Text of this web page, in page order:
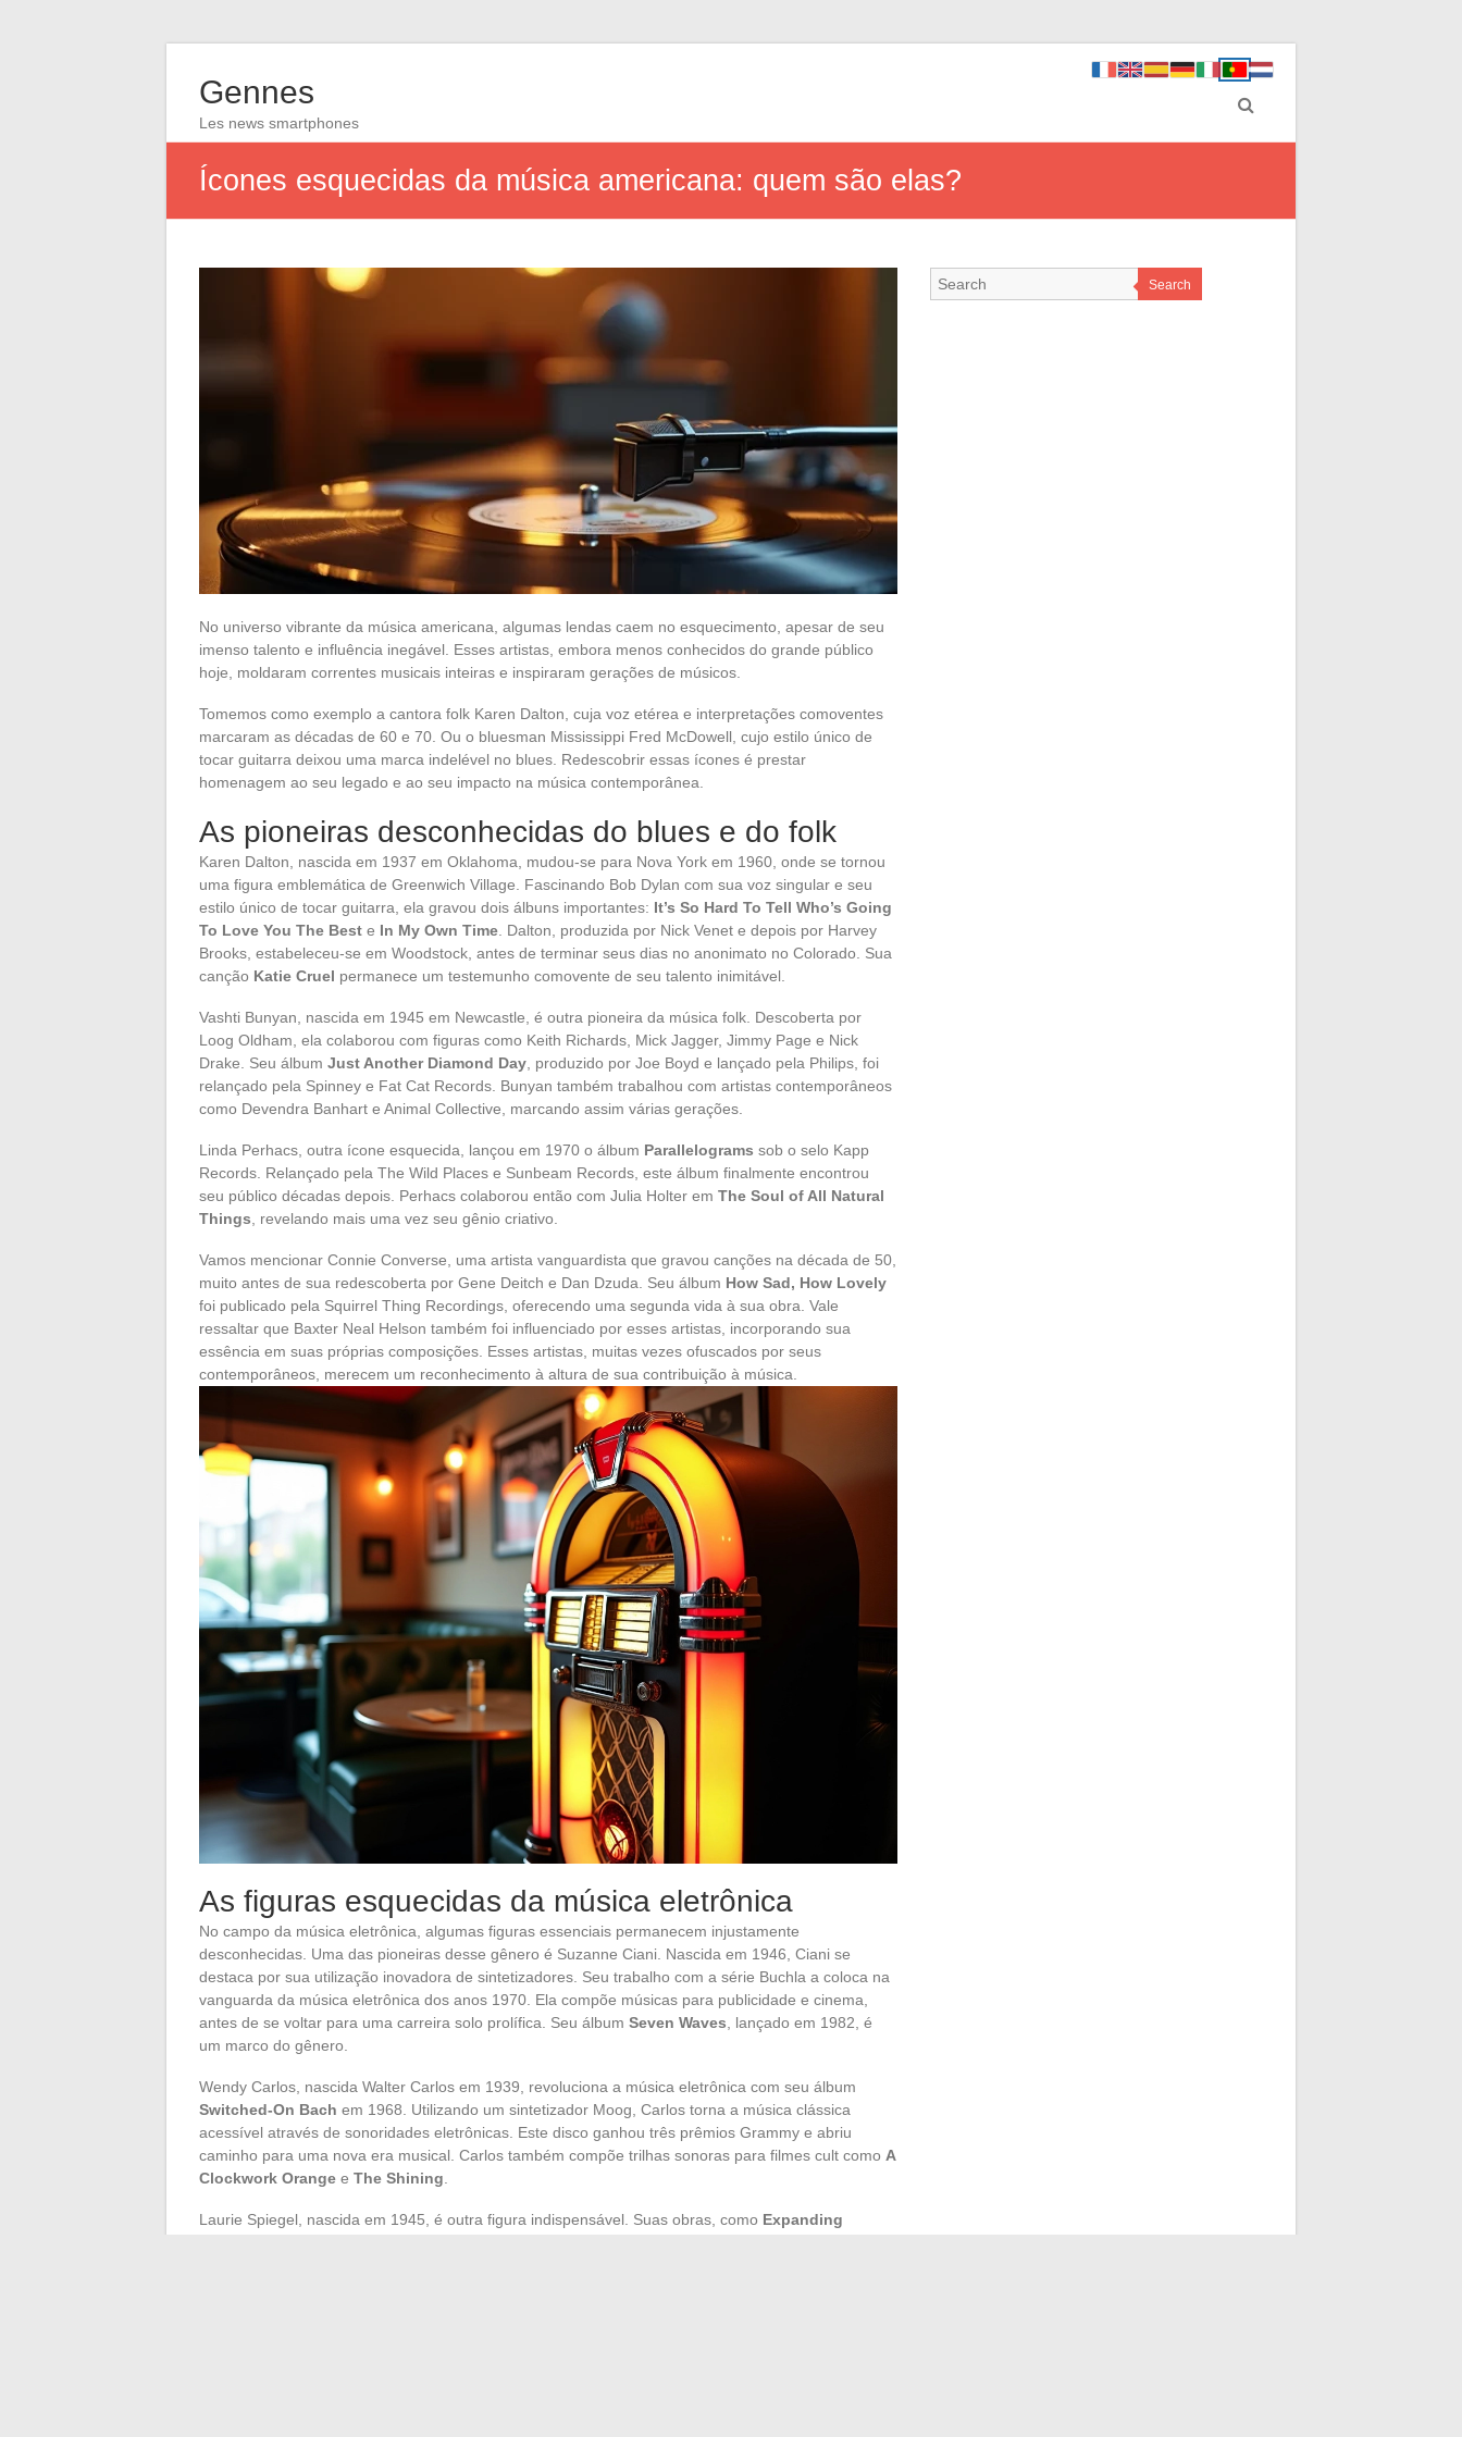
Gennes
Les news smartphones
Ícones esquecidas da música americana: quem são elas?
No universo vibrante da música americana, algumas lendas caem no esquecimento, apesar de seu
imenso talento e influência inegável. Esses artistas, embora menos conhecidos do grande público
hoje, moldaram correntes musicais inteiras e inspiraram gerações de músicos.
Tomemos como exemplo a cantora folk Karen Dalton, cuja voz etérea e interpretações comoventes
marcaram as décadas de 60 e 70. Ou o bluesman Mississippi Fred McDowell, cujo estilo único de
tocar guitarra deixou uma marca indelével no blues. Redescobrir essas ícones é prestar
homenagem ao seu legado e ao seu impacto na música contemporânea.
As pioneiras desconhecidas do blues e do folk
Karen Dalton, nascida em 1937 em Oklahoma, mudou-se para Nova York em 1960, onde se tornou
uma figura emblemática de Greenwich Village. Fascinando Bob Dylan com sua voz singular e seu
estilo único de tocar guitarra, ela gravou dois álbuns importantes: It’s So Hard To Tell Who’s Going
To Love You The Best e In My Own Time . Dalton, produzida por Nick Venet e depois por Harvey
Brooks, estabeleceu-se em Woodstock, antes de terminar seus dias no anonimato no Colorado. Sua
canção Katie Cruel permanece um testemunho comovente de seu talento inimitável.
Vashti Bunyan, nascida em 1945 em Newcastle, é outra pioneira da música folk. Descoberta por
Loog Oldham, ela colaborou com figuras como Keith Richards, Mick Jagger, Jimmy Page e Nick
Drake. Seu álbum Just Another Diamond Day , produzido por Joe Boyd e lançado pela Philips, foi
relançado pela Spinney e Fat Cat Records. Bunyan também trabalhou com artistas contemporâneos
como Devendra Banhart e Animal Collective, marcando assim várias gerações.
Linda Perhacs, outra ícone esquecida, lançou em 1970 o álbum Parallelograms sob o selo Kapp
Records. Relançado pela The Wild Places e Sunbeam Records, este álbum finalmente encontrou
seu público décadas depois. Perhacs colaborou então com Julia Holter em The Soul of All Natural
Things , revelando mais uma vez seu gênio criativo.
Vamos mencionar Connie Converse, uma artista vanguardista que gravou canções na década de 50,
muito antes de sua redescoberta por Gene Deitch e Dan Dzuda. Seu álbum How Sad, How Lovely
foi publicado pela Squirrel Thing Recordings, oferecendo uma segunda vida à sua obra. Vale
ressaltar que Baxter Neal Helson também foi influenciado por esses artistas, incorporando sua
essência em suas próprias composições. Esses artistas, muitas vezes ofuscados por seus
contemporâneos, merecem um reconhecimento à altura de sua contribuição à música.
As figuras esquecidas da música eletrônica
No campo da música eletrônica, algumas figuras essenciais permanecem injustamente
desconhecidas. Uma das pioneiras desse gênero é Suzanne Ciani. Nascida em 1946, Ciani se
destaca por sua utilização inovadora de sintetizadores. Seu trabalho com a série Buchla a coloca na
vanguarda da música eletrônica dos anos 1970. Ela compõe músicas para publicidade e cinema,
antes de se voltar para uma carreira solo prolífica. Seu álbum Seven Waves , lançado em 1982, é
um marco do gênero.
Wendy Carlos, nascida Walter Carlos em 1939, revoluciona a música eletrônica com seu álbum
Switched-On Bach em 1968. Utilizando um sintetizador Moog, Carlos torna a música clássica
acessível através de sonoridades eletrônicas. Este disco ganhou três prêmios Grammy e abriu
caminho para uma nova era musical. Carlos também compõe trilhas sonoras para filmes cult como A
Clockwork Orange e The Shining
Laurie Spiegel, nascida em 1945, é outra figura indispensável. Suas obras, como Expanding
Search